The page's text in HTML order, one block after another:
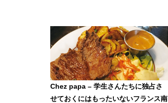
Chez papa – 学生さんたちに独占さ
せておくにはもったいないフランス南